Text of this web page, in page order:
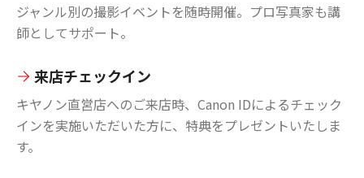
ジャンル別の撮影イベントを随時開催。プロ写真家も講
師としてサポート。
来店チェックイン
キヤノン直営店へのご来店時、Canon IDによるチェック
インを実施いただいた方に、特典をプレゼントいたしま
す。